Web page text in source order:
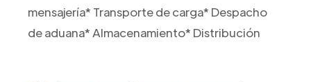
mensajería* Transporte de carga* Despacho
de aduana* Almacenamiento* Distribución